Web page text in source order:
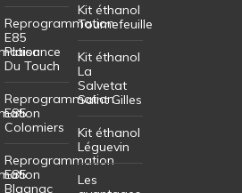
Reprogrammation
E85
Plaisance
Du Touch
Reprogrammation
E85
Colomiers
Reprogrammation
E85
Blagnac
Kit éthanol
Tournefeuille
Kit éthanol
La
Salvetat
Saint Gilles
Kit éthanol
Léguevin
Les